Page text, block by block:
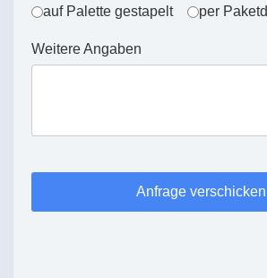
auf Palette gestapelt per
Weitere Angaben
Anfrage verschicken